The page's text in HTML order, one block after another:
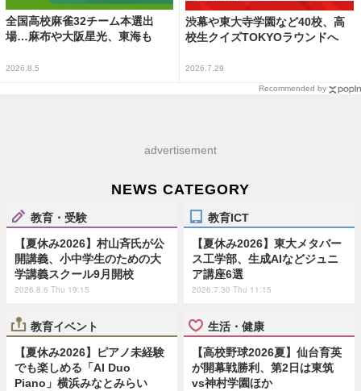
全国高校麻雀32チーム本選出
場…麻布や大阪星光、東海も
2026.8.5
渋幕や東大寺学園など40校、高
校生クイズTOKYOラウンドへ
2026.7.29
Recommended by
advertisement
NEWS CATEGORY
教育・受験
【夏休み2026】村山斉氏が公
開講義、小中学生のための大
学講義スクール9月開校
2026.8.6 Thu 19:15
教育ICT
【夏休み2026】東大メタバー
ス工学部、生成AIなどジュニ
ア講座6選
2026.7.30 Thu 11:15
教育イベント
【夏休み2026】ピアノ未経験
でも楽しめる「AI Duo
Piano」横浜みなとみらい
生活・健康
【高校野球2026夏】仙台育英
が開幕戦勝利、第2日は東筑
vs神村学園ほか